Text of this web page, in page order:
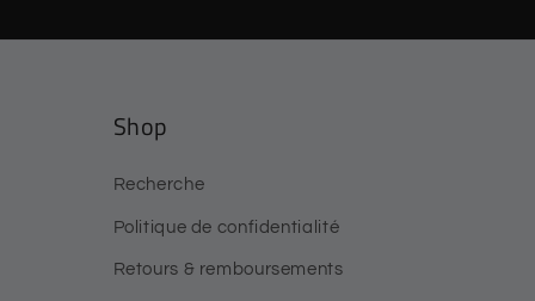
Shop
Recherche
Politique de confidentialité
Retours & remboursements